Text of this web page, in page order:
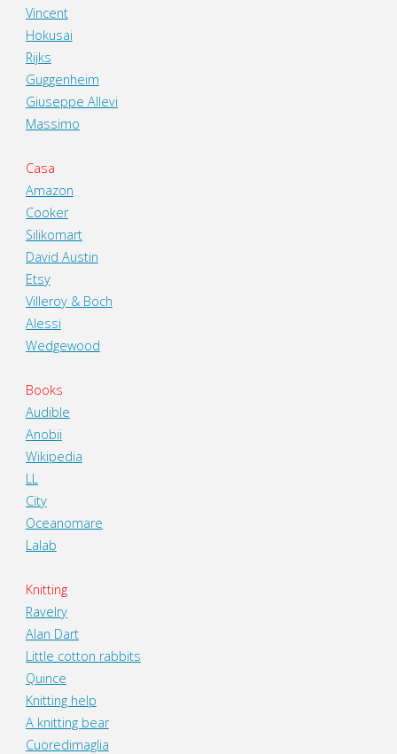
Vincent
Hokusai
Rijks
Guggenheim
Giuseppe Allevi
Massimo
Casa
Amazon
Cooker
Silikomart
David Austin
Etsy
Villeroy & Boch
Alessi
Wedgewood
Books
Audible
Anobii
Wikipedia
LL
City
Oceanomare
Lalab
Knitting
Ravelry
Alan Dart
Little cotton rabbits
Quince
Knitting help
A knitting bear
Cuoredimaglia